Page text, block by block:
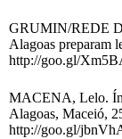
GRUMIN/REDE
Alagoas preparam
http://goo.gl/
MACENA, Lelo.
Alagoas, Maceió,
http://goo.gl/